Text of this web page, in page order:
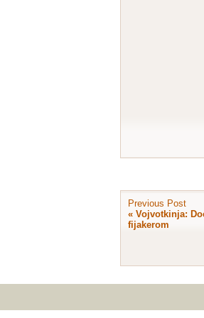
Previous Post
« Vojvotkinja:
fijakerom